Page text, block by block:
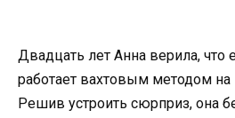
Двадцать лет Анна верила, что
работает вахтовым методом
Решив устроить сюрприз, она